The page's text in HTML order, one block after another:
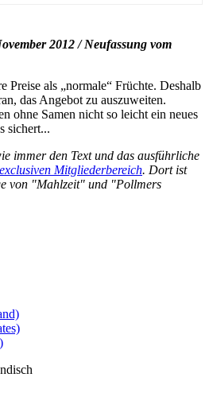
2012 / Neufassung vom
Preise als „normale“ Früchte. Deshalb
das Angebot zu auszuweiten.
ohne Samen nicht so leicht ein neues
sichert...
immer den Text und das ausführliche
Mitgliederbereich. Dort ist
von "Mahlzeit" und "Pollmers